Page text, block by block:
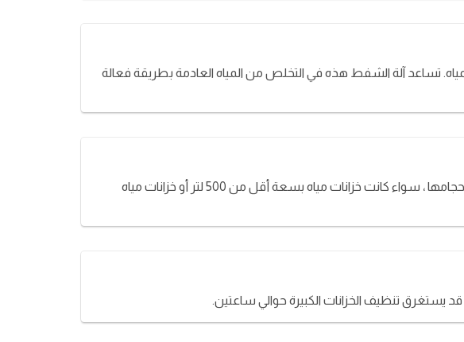
تساعد آلة الشفط هذه في التخلص من المياه العادمة بطريقة فعالة
بمساعدة الأدوات المتطورة ، يمكن الاستفادة من خدمات تنظيف خزانات المياه لتنظيف الخزانات بجميع أحجامها ، سواء كانت خزانات مياه بسعة أقل من 500 لتر أو خزانات مياه